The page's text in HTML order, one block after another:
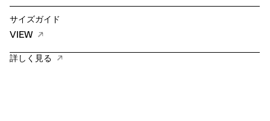
サイズガイド
VIEW
詳しく見る